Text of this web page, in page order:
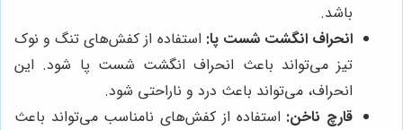
باشد.
انحراف انگشت شست پا: استفاده از کفش‌های تنگ و نوک
تیز می‌تواند باعث انحراف انگشت شست پا شود. این
انحراف، می‌تواند باعث درد و ناراحتی شود.
قارچ ناخن: استفاده از کفش‌های نامناسب می‌تواند باعث